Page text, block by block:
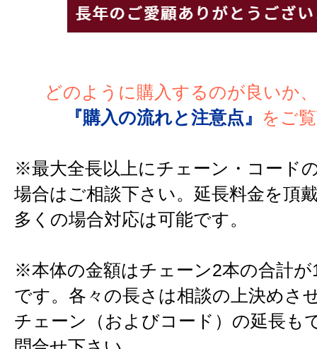
どのように購入するのが良いか
『購入の流れと注意点』
をご
※最大全長以上にチェーン・コード
場合はご相談下さい。延長料金を頂
多くの場合対応は可能です。
※本体の金額はチェーン2本の合計が
です。各々の長さは相談の上決めさ
チェーン（およびコード）の延長も